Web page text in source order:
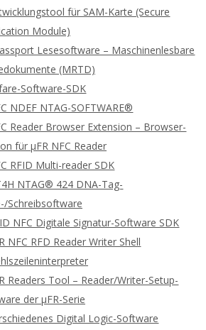
für SAM-Karte (Secure
Module)
Lesesoftware – Maschinenlesbare
(MRTD)
Software-SDK
NDEF NTAG-SOFTWARE®
Reader Browser Extension – Browser-
für μFR NFC Reader
RFID Multi-reader SDK
NTAG® 424 DNA-Tag-
Schreibsoftware
NFC Digitale Signatur-Software SDK
NFC RFD Reader Writer Shell
Readers Tool – Reader/Writer-Setup-
der μFR-Serie
Digital Logic-Software